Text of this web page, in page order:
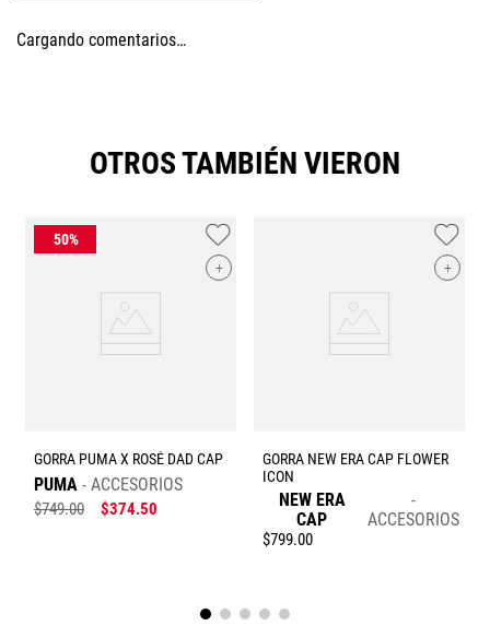
Cargando comentarios…
OTROS TAMBIÉN VIERON
+
GORRA PUMA X ROSÉ DAD CAP
PUMA ACCESORIOS
$749.00 $374.50
+
GORRA NEW ERA CAP FLOWER
ICON
NEW ERA
CAP
ACCESORIOS
$799.00